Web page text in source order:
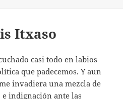
Itxaso
casi todo en labios
que padecemos. Y aun
invadiera una mezcla de
indignación ante las